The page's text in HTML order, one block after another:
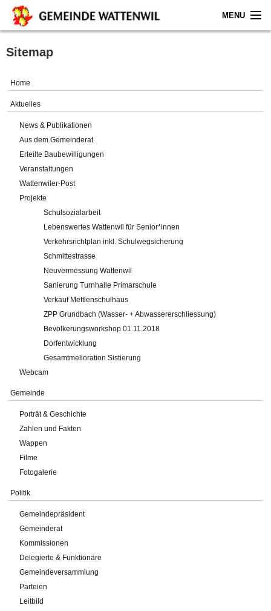
MENU
Home
Gemeinde
Verwaltung
Online-Service
Impressum
Sitemap
Home
Aktuelles
News & Publikationen
Aus dem Gemeinderat
Erteilte Baubewilligungen
Veranstaltungen
Wattenwiler-Post
Projekte
Schulsozialarbeit
Lebenswertes Wattenwil für Senior*innen
Verkehrsrichtplan inkl. Schulwegsicherung
Schmittestrasse
Neuvermessung Wattenwil
Sanierung Turnhalle Primarschule
Verkauf Mettlenschulhaus
ZPP Grundbach (Wasser- + Abwassererschliessung)
Bevölkerungsworkshop 01.11.2018
Dorfentwicklung
Gesamtmelioration Sistierung
Webcam
Gemeinde
Porträt & Geschichte
Zahlen und Fakten
Wappen
Filme
Fotogalerie
Politik
Gemeindepräsident
Gemeinderat
Kommissionen
Delegierte & Funktionäre
Gemeindeversammlung
Parteien
Leitbild